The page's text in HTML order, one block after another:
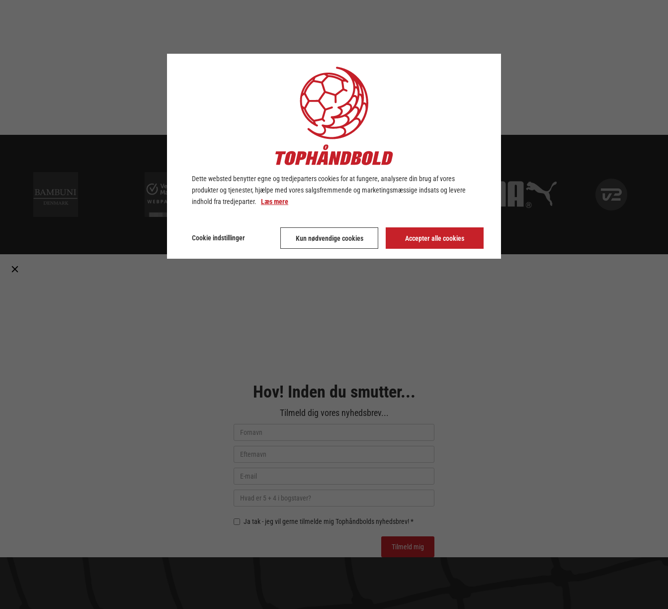
Hov! Inden du smutter...
Tilmeld dig vores nyhedsbrev...
Ja tak - jeg vil gerne tilmelde mig Tophåndbolds nyhedsbrev! *
Dette websted benytter egne og tredjeparters cookies for at fungere, analysere din brug af vores
produkter og tjenester, hjælpe med vores salgsfremmende og marketingsmæssige indsats og levere
indhold fra tredjeparter. Læs mere
Cookie indstillinger Kun nødvendige cookies Accepter alle cookies